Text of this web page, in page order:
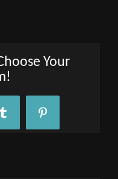
Your
Tumblr Pinterest